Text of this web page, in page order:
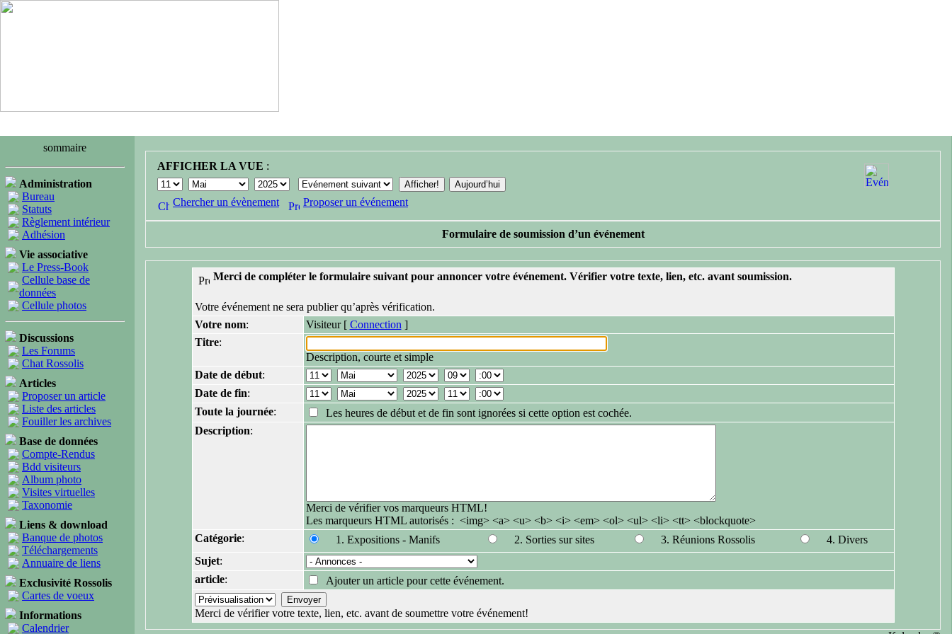
sommaire
Administration
Bureau
Statuts
Règlement intérieur
Adhésion
Vie associative
Le Press-Book
Cellule base de
données
Cellule photos
Discussions
Les Forums
Chat Rossolis
Articles
Proposer un article
Liste des articles
Fouiller les archives
Base de données
Compte-Rendus
Bdd visiteurs
Album photo
Visites virtuelles
Taxonomie
Liens & download
Banque de photos
Téléchargements
Annuaire de liens
Exclusivité Rossolis
Cartes de voeux
Informations
Calendrier
AFFICHER LA VUE :
Chercher un évènement Proposer un événement
Formulaire de soumission d’un événement
Merci de compléter le formulaire suivant pour annoncer votre événement. Vérifier votre texte, lien, etc. avant soumission.
Votre événement ne sera publier qu’après vérification.
Votre nom: Visiteur [ Connection ]
Titre:
Description, courte et simple
Date de début:
Date de fin:
Toute la journée:
Les heures de début et de fin sont ignorées si cette option est cochée.
Description:
Merci de vérifier vos marqueurs HTML!
Les marqueurs HTML autorisés : <img> <a> <u> <b> <i> <em> <ol> <ul> <li> <tt> <blockquote>
Catégorie: 1. Expositions - Manifs 2. Sorties sur sites 3. Réunions Rossolis
4. Divers
Sujet:
article: Ajouter un article pour cette événement.
Merci de vérifier votre texte, lien, etc. avant de soumettre votre événement!